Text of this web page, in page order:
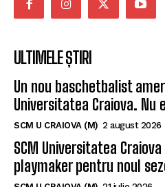
ULTIMELE ȘTIRI
Un nou baschetbalist
Universitatea Craiova. Nu
SCM U CRAIOVA (M) 2 august 2026
SCM Universitatea
playmaker pentru noul